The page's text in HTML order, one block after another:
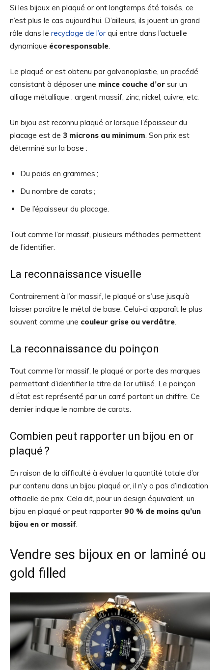
Si les bijoux en plaqué or ont longtemps été toisés, ce
n’est plus le cas aujourd’hui. D’ailleurs, ils jouent un grand
rôle dans le recyclage de l’or qui entre dans l’actuelle
dynamique écoresponsable.
Le plaqué or est obtenu par galvanoplastie, un procédé
consistant à déposer une mince couche d’or sur un
alliage métallique : argent massif, zinc, nickel, cuivre, etc.
Un bijou est reconnu plaqué or lorsque l’épaisseur du
placage est de 3 microns au minimum. Son prix est
déterminé sur la base :
Du poids en grammes ;
Du nombre de carats ;
De l’épaisseur du placage.
Tout comme l’or massif, plusieurs méthodes permettent
de l’identifier.
La reconnaissance visuelle
Contrairement à l’or massif, le plaqué or s’use jusqu’à
laisser paraître le métal de base. Celui-ci apparaît le plus
souvent comme une couleur grise ou verdâtre.
La reconnaissance du poinçon
Tout comme l’or massif, le plaqué or porte des marques
permettant d’identifier le titre de l’or utilisé. Le poinçon
d’État est représenté par un carré portant un chiffre. Ce
dernier indique le nombre de carats.
Combien peut rapporter un bijou en or
plaqué ?
En raison de la difficulté à évaluer la quantité totale d’or
pur contenu dans un bijou plaqué or, il n’y a pas d’indication
officielle de prix. Cela dit, pour un design équivalent, un
bijou en plaqué or peut rapporter 90 % de moins qu’un
bijou en or massif.
Vendre ses bijoux en or laminé ou
gold filled